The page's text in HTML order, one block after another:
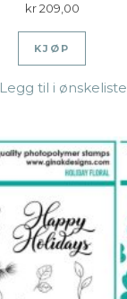
kr209,00
KJØP
Legg til i ønskeliste